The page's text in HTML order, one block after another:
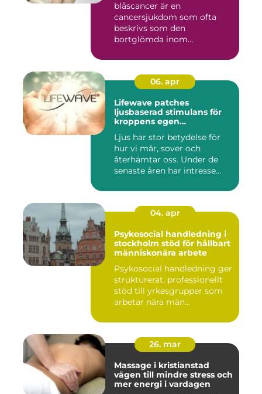
blåscancer är en
cancersjukdom som ofta
beskrivs som den
bortglömda inom
06. apr
Lifewave patches
ljusbaserad stimulans för
kroppens egen
Ljus har stor betydelse för
hur vi mår, sover och
återhämtar oss. Under de
senaste åren har intresse...
04. apr
Psykosocial handledning i
stockholm stöd för hållbart
människonära arbete
Psykosocial handledning ger
strukturerat, professionellt
stöd till yrkesgrupper som
arbetar nära män...
26. mar
Massage i kristianstad
vägen till mindre stress och
mer energi i vardagen